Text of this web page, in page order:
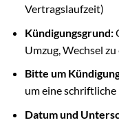
Vertragslaufzeit)
Kündigungsgrund:
Umzug, Wechsel
Bitte um
um eine
Datum und